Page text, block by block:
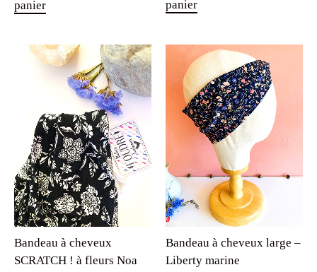
panier
panier
Bandeau à cheveux
SCRATCH ! à fleurs Noa
Bandeau à cheveux large –
Liberty marine